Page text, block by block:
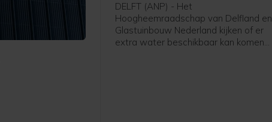
DELFT (ANP) - Het
Hoogheemraadschap van Delfland en
Glastuinbouw Nederland kijken of er
extra water beschikbaar kan komen